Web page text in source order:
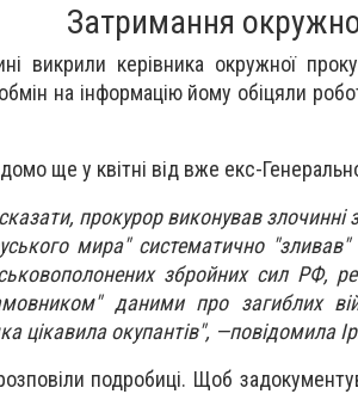
Затримання о
викрили керівника окружної
на інформацію йому обіцяли
ще у квітні від вже екс-
прокурор виконував
мира" систематично "зливав"
збройних сил РФ,
даними про загиблих
цікавила окупантів", —повідомила
подробиці. Щоб